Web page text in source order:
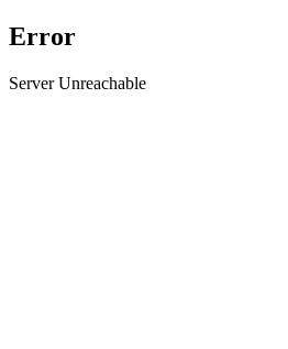
Error
Server Unreachable